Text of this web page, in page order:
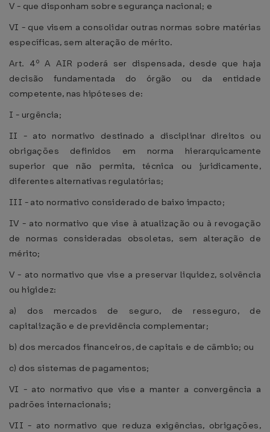
V - que disponham sobre segurança nacional; e
VI - que visem a consolidar outras normas sobre matérias
específicas, sem alteração de mérito.
Art. 4º A AIR poderá ser dispensada, desde que haja
decisão fundamentada do órgão ou da entidade
competente, nas hipóteses de:
I - urgência;
II - ato normativo destinado a disciplinar direitos ou
obrigações definidos em norma hierarquicamente
superior que não permita, técnica ou juridicamente,
diferentes alternativas regulatórias;
III - ato normativo considerado de baixo impacto;
IV - ato normativo que vise à atualização ou à revogação
de normas consideradas obsoletas, sem alteração de
mérito;
V - ato normativo que vise a preservar liquidez, solvência
ou higidez:
a) dos mercados de seguro, de resseguro, de
capitalização e de previdência complementar;
b) dos mercados financeiros, de capitais e de câmbio; ou
c) dos sistemas de pagamentos;
VI - ato normativo que vise a manter a convergência a
padrões internacionais;
VII - ato normativo que reduza exigências, obrigações,